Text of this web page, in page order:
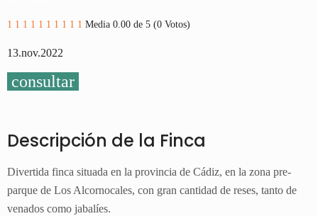
1 1 1 1 1 1 1 1 1 1 Media 0.00 de 5 (0 Votos)
13.nov.2022
consultar
Descripción de la Finca
Divertida finca situada en la provincia de Cádiz, en la zona pre-
parque de Los Alcornocales, con gran cantidad de reses, tanto de
venados como jabalíes.